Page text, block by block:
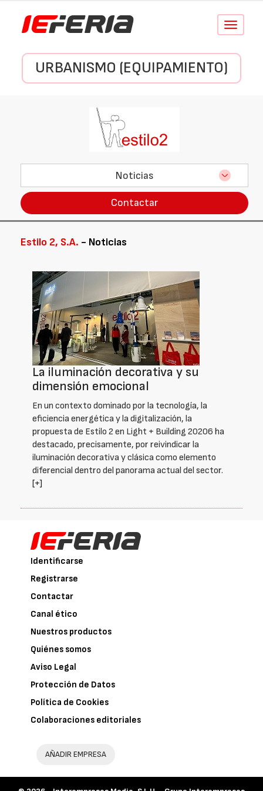
Conmutar
URBANISMO (EQUIPAMIENTO)
Noticias
Contactar
Estilo 2, S.A. - Noticias
La iluminación decorativa y su
dimensión emocional
En un contexto dominado por la tecnología, la
eficiencia energética y la digitalización, la
propuesta de Estilo 2 en Light + Building 20206 ha
destacado, precisamente, por reivindicar la
iluminación decorativa y clásica como elemento
diferencial dentro del panorama actual del sector.
[+]
Identificarse
Registrarse
Contactar
Canal ético
Nuestros productos
Quiénes somos
Aviso Legal
Protección de Datos
Política de Cookies
Colaboraciones editoriales
AÑADIR EMPRESA